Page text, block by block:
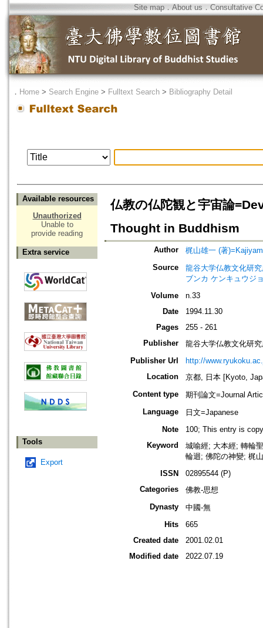
Site map．About us ． Consultative
． Home > Search Engine > Fulltext Search > Bibliography Detail
Available resources
Unauthorized
Unable to
provide reading
Extra service
Tools
Export
仏教の仏陀観と宇宙論
Thought in Buddhism
Author
梶山雄一 (著
Source
龍谷大学仏教文化研
ブンカ ケンキュウジ
Volume
n.33
Date
1994.11.30
Pages
255 - 261
Publisher
龍谷大学仏教文化研
Publisher Url
http://
Location
京都, 日本 [Kyoto,
Content type
期刊論文=Journal
Language
日文=Japanese
Note
100; This entry is
Keyword
城喻經; 大本經; 轉輪
輪迴; 佛陀の神變; 梶
ISSN
02895544 (P)
Categories
佛教-思想
Dynasty
中國-無
Hits
665
Created date
2001.02.01
Modified date
2022.07.19